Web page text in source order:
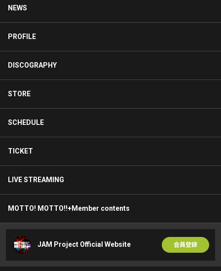
NEWS
PROFILE
DISCOGRAPHY
STORE
SCHEDULE
TICKET
LIVE STREAMING
MOTTO! MOTTO!!+Member contents
JAM Project Official Website 会員登録